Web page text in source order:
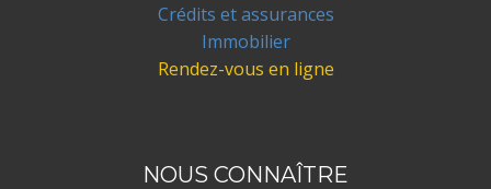
Crédits et assurances
Immobilier
Rendez-vous en ligne
NOUS CONNAÎTRE